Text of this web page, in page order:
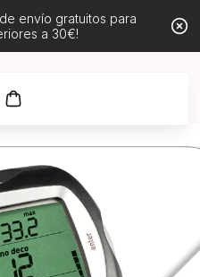
envío gratuitos para
a 30€!